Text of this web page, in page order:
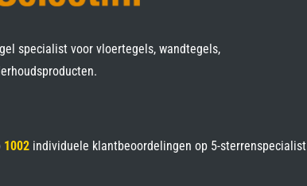
specialist voor vloertegels, wandtegels,
1002individuele klantbeoordelingen op 5-sterrenspecialist